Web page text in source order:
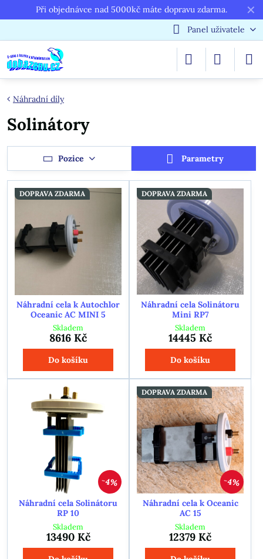
✕
Při objednávce nad 5000kč máte dopravu zdarma.
Panel uživatele
Náhradní díly
Solinátory
Pozice Parametry
DOPRAVA ZDARMA
Náhradní cela k Autochlor
Oceanic AC MINI 5
Skladem
8616 Kč
Do košíku
DOPRAVA ZDARMA
Náhradní cela Solinátoru
Mini RP7
Skladem
14445 Kč
Do košíku
4%
Náhradní cela Solinátoru
RP 10
Skladem
13490 Kč
4%
DOPRAVA ZDARMA
Náhradní cela k Oceanic
AC 15
Skladem
12379 Kč